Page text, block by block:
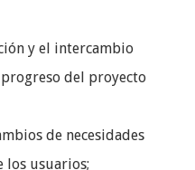
y el intercambio
del proyecto
de necesidades
los usuarios;